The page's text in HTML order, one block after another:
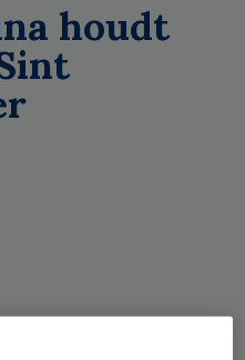
houdt